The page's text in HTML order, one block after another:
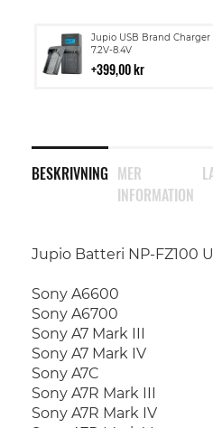
Jupio USB Brand Charger
7.2V-8.4V
399,00 kr
Lägg
till
i
BESKRIVNING
Jupio Batteri NP-FZ100
Sony A6600
Sony A6700
Sony A7 Mark III
Sony A7 Mark IV
Sony A7C
Sony A7R Mark III
Sony A7R Mark IV
MER
INFORMATION